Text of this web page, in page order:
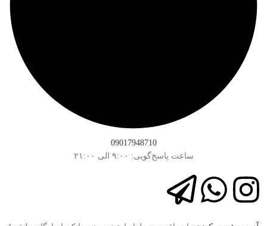
09017948710
ساعت پاسخ‌گویی: ۹:۰۰ الی ۲۱:۰۰